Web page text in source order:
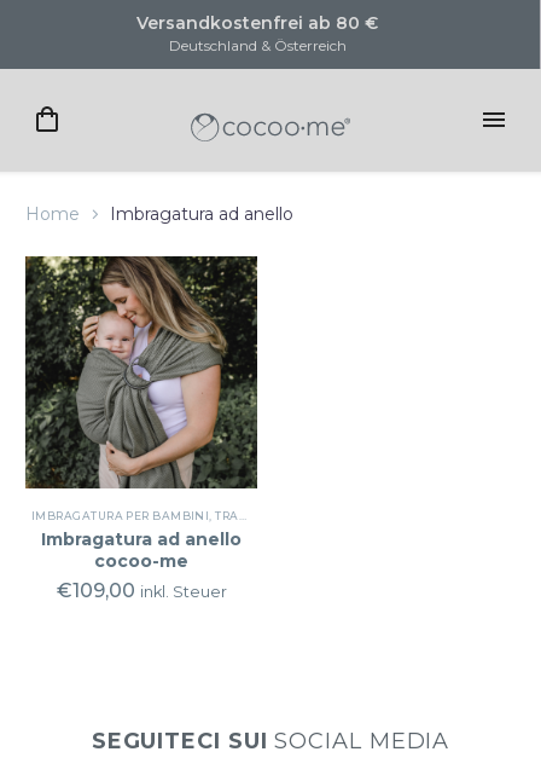
Versandkostenfrei ab 80 €
Deutschland & Österreich
Home Imbragatura ad anello
IMBRAGATURA PER BAMBINI ,TRASPORTARE I VESTITI
Imbragatura ad anello
cocoo-me
€109,00 inkl. Steuer
SEGUITECI SUI SOCIAL MEDIA